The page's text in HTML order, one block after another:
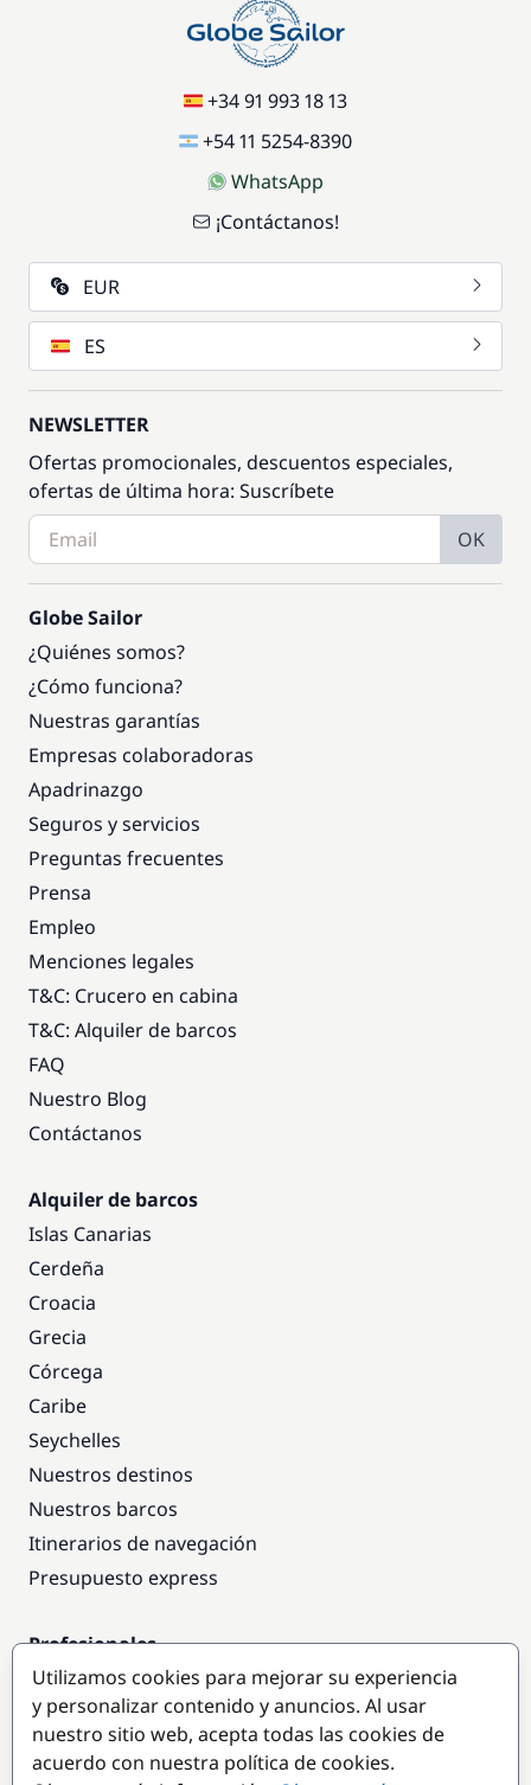
+34 91 993 18 13
+54 11 5254-8390
WhatsApp
¡Contáctanos!
EUR
ES
NEWSLETTER
Ofertas promocionales, descuentos especiales,
ofertas de última hora: Suscríbete
OK
Globe Sailor
¿Quiénes somos?
¿Cómo funciona?
Nuestras garantías
Empresas colaboradoras
Apadrinazgo
Seguros y servicios
Preguntas frecuentes
Prensa
Empleo
Menciones legales
T&C: Crucero en cabina
T&C: Alquiler de barcos
FAQ
Nuestro Blog
Contáctanos
Alquiler de barcos
Islas Canarias
Cerdeña
Croacia
Grecia
Córcega
Caribe
Seychelles
Nuestros destinos
Nuestros barcos
Itinerarios de navegación
Presupuesto express
Profesionales
Acceso empresas
Colaborar como empresa
Utilizamos cookies para mejorar su experiencia
y personalizar contenido y anuncios. Al usar
nuestro sitio web, acepta todas las cookies de
acuerdo con nuestra política de cookies.